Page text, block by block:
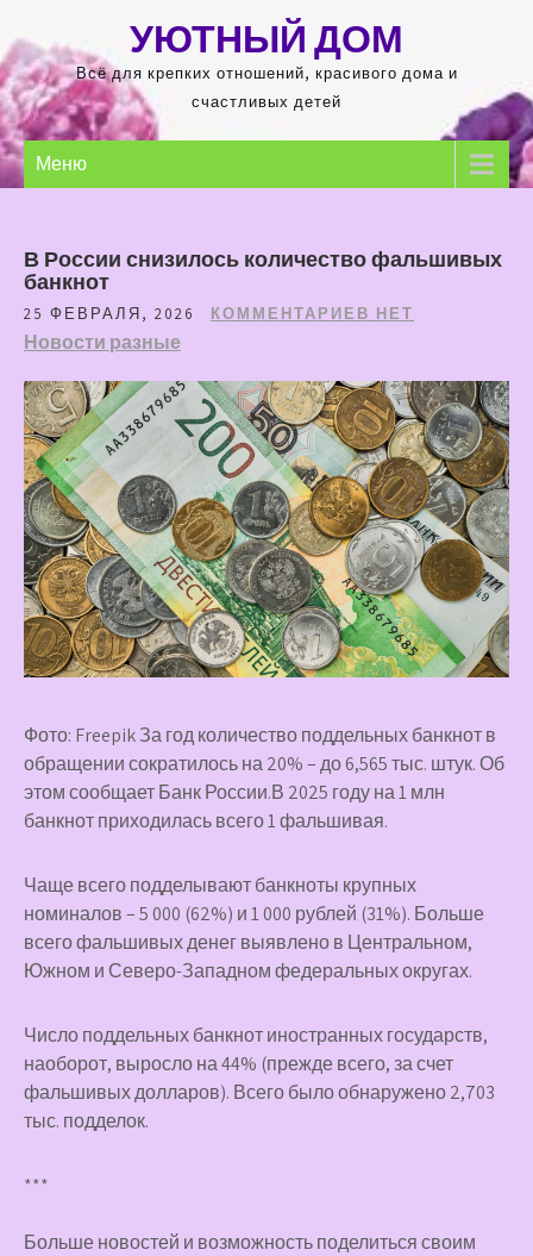
содержимому
УЮТНЫЙ ДОМ
Всё для крепких отношений, красивого дома и
счастливых детей
Меню
В России снизилось количество фальшивых
банкнот
25 ФЕВРАЛЯ, 2026 КОММЕНТАРИЕВ НЕТ
Новости разные
Фото: Freepik За год количество поддельных банкнот в
обращении сократилось на 20% – до 6,565 тыс. штук. Об
этом сообщает Банк России.В 2025 году на 1 млн
банкнот приходилась всего 1 фальшивая.
Чаще всего подделывают банкноты крупных
номиналов – 5 000 (62%) и 1 000 рублей (31%). Больше
всего фальшивых денег выявлено в Центральном,
Южном и Северо-Западном федеральных округах.
Число поддельных банкнот иностранных государств,
наоборот, выросло на 44% (прежде всего, за счет
фальшивых долларов). Всего было обнаружено 2,703
тыс. подделок.
***
Больше новостей и возможность поделиться своим